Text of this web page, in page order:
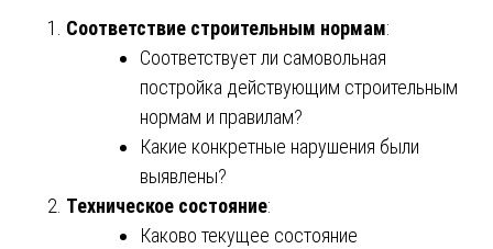
Соответствие строительным нормам:
Соответствует ли самовольная
постройка действующим строительным
нормам и правилам?
Какие конкретные нарушения были
выявлены?
Техническое состояние:
Каково текущее состояние